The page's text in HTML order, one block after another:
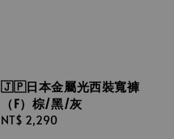
🇯🇵日本金屬光西裝寬褲
（F）棕/黑/灰
Regular
NT$ 2,290